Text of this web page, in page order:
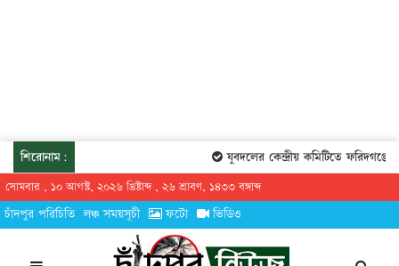
শিরোনাম: যুবদলের কেন্দ্রীয় কমিটিতে ফরিদগঞ্জের
সোমবার , ১০ আগস্ট, ২০২৬ খ্রিষ্টাব্দ , ২৬ শ্রাবণ, ১৪৩৩ বঙ্গাব্দ
চাঁদপুর পরিচিতি লঞ্চ সময়সূচী ফটো ভিডিও